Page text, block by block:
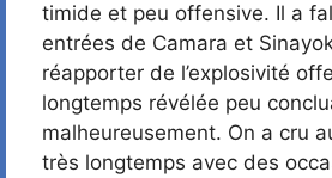
timide et peu offensive. Il a
entrées de Camara et
réapporter de l’explosivité
longtemps révélée peu
malheureusement. On a cru
très longtemps avec des